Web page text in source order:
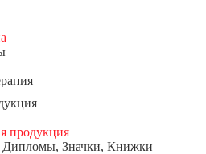
продукция
Дипломы, Значки, Книжки